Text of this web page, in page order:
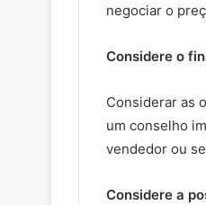
negociar o
Considere o
Considerar as
um conselho
vendedor ou
Considere a